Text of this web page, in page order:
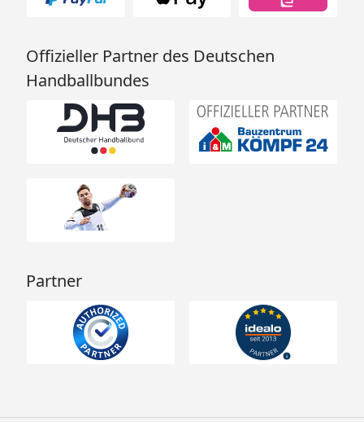
Offizieller Partner des Deutschen
Handballbundes
Partner